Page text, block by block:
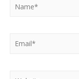
Email*
Website